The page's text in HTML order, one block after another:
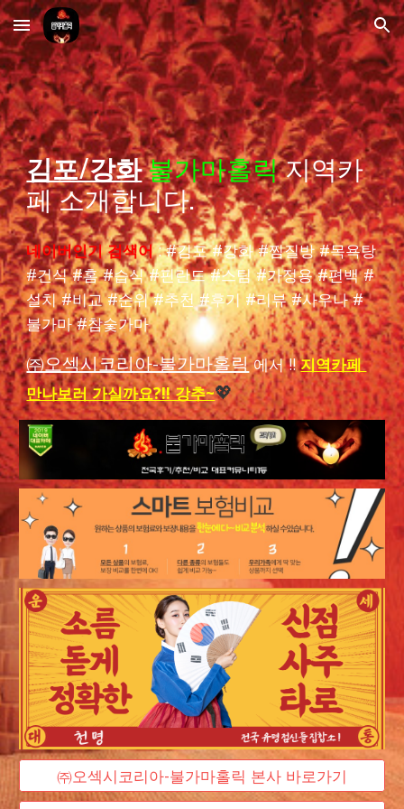
Skip to main content Skip to navigation
김포/강화불가마홀릭지역카
페 소개합니다.
네이버인기 검색어: #김포#강화#찜질방#목욕탕
#건식 #홈 #습식 #핀란드 #스팀 #가정용 #편백 #
설치 #비교 #순위 #추천 #후기 #리뷰 #사우나 #
불가마#참숯가마
㈜오섹시코리아-불가마홀릭에서 !!지역카페
만나보러 가실까요?!! 강추~💖
㈜오섹시코리아-불가마홀릭 본사 바로가기